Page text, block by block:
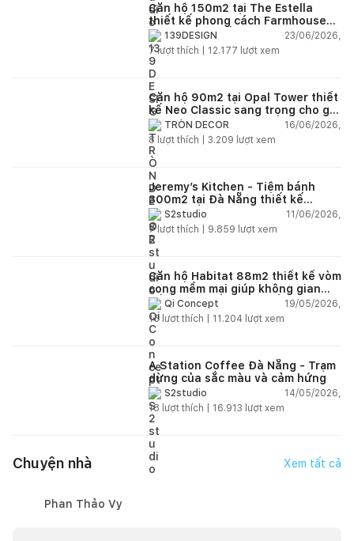
Căn hộ 150m2 tại The Estella
thiết kế phong cách Farmhouse
thanh lịch và ấm áp
139DESIGN
23/06/2026,
7lượt thích | 12.177 lượt xem
Căn hộ 90m2 tại Opal Tower thiết
kế Neo Classic sang trọng cho gia
đình trẻ
TRÒN DECOR
16/06/2026,
8 lượt thích | 3.209 lượt xem
Jeremy’s Kitchen - Tiệm bánh
300m2 tại Đà Nẵng thiết kế
phong cách công nghiệp hiện đại
ngập tràn ánh sáng tự nhiên
S2studio
11/06/2026,
7lượt thích | 9.859 lượt xem
Căn hộ Habitat 88m2 thiết kế vòm
cong mềm mại giúp không gian
sống hiện đại trở nên ấm áp hơn
Qi Concept
19/05/2026,
15 lượt thích | 11.204 lượt xem
A Station Coffee Đà Nẵng - Trạm
dừng của sắc màu và cảm hứng
S2studio
14/05/2026,
18 lượt thích | 16.913 lượt xem
Chuyện nhà Xem tất cả
Phan Thảo Vy